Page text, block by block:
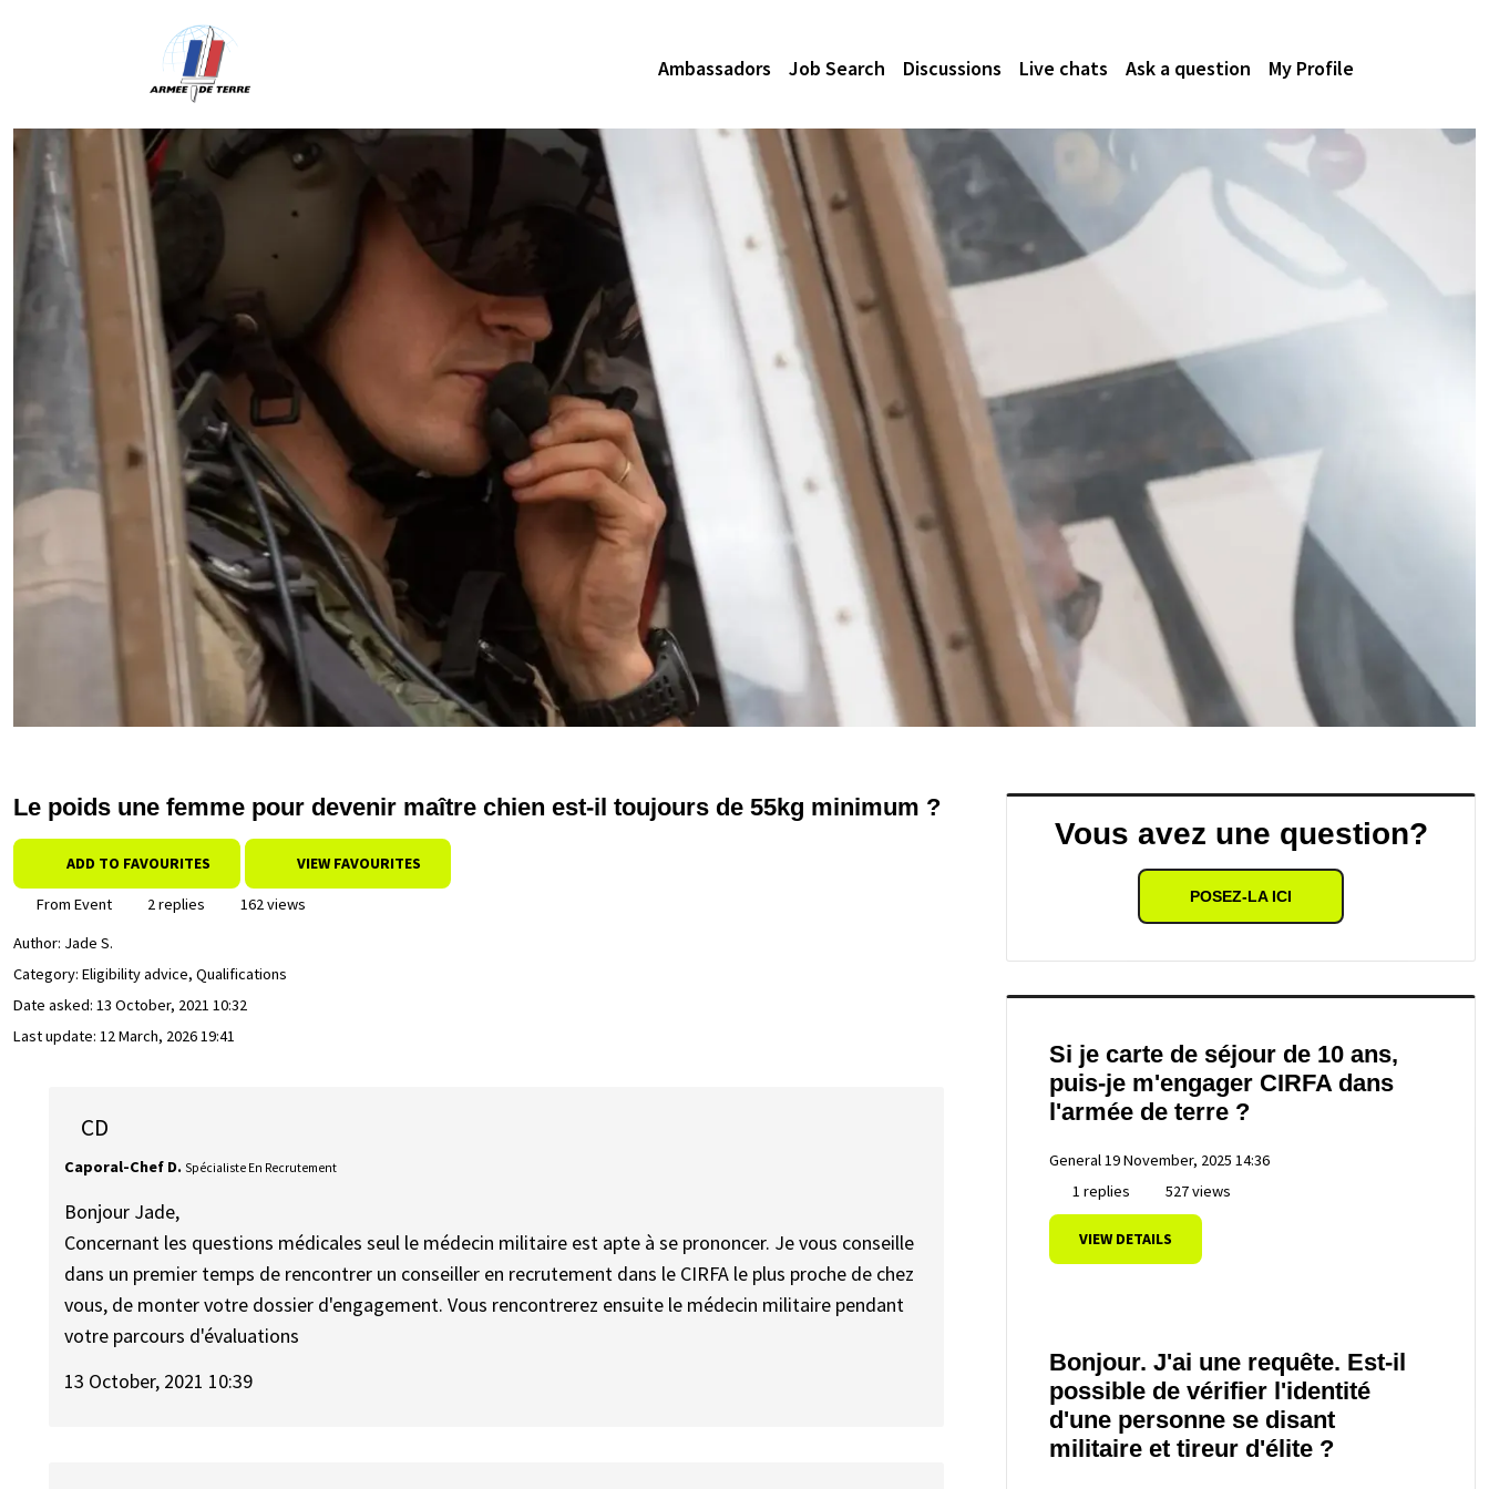
Ambassadors Job Search Discussions Live chats Ask a question My Profile
Le poids une femme pour devenir maître chien est-il toujours de 55kg minimum ?
ADD TO FAVOURITES VIEW FAVOURITES
From Event 2 replies
162 views
Author: Jade S.
Category: Eligibility advice, Qualifications
Date asked: 13 October, 2021 10:32
Last update: 12 March, 2026 19:41
CD
Caporal-Chef D. Spécialiste En Recrutement
Bonjour Jade,
Concernant les questions médicales seul le médecin militaire est apte à se prononcer. Je vous conseille
dans un premier temps de rencontrer un conseiller en recrutement dans le CIRFA le plus proche de chez
vous, de monter votre dossier d'engagement. Vous rencontrerez ensuite le médecin militaire pendant
votre parcours d'évaluations
13 October, 2021 10:39
Vous avez une question?
POSEZ-LA ICI
Si je carte de séjour de 10 ans,
puis-je m'engager CIRFA dans
l'armée de terre ?
General19 November, 2025 14:36
1 replies
527 views
VIEW DETAILS
Bonjour. J'ai une requête. Est-il
possible de vérifier l'identité
d'une personne se disant
militaire et tireur d'élite ?